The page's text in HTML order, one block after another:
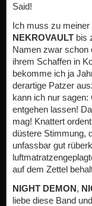
Said!
Ich muss zu
NEKROVAULT bis
Namen zwar schon
ihrem Schaffen in
bekomme ich ja
derartige Patzer
kann ich nur sagen:
entgehen lassen!
mag! Knattert
düstere Stimmung,
unfassbar gut
auf dem Zettel
NIGHT DEMON,
liebe diese Band